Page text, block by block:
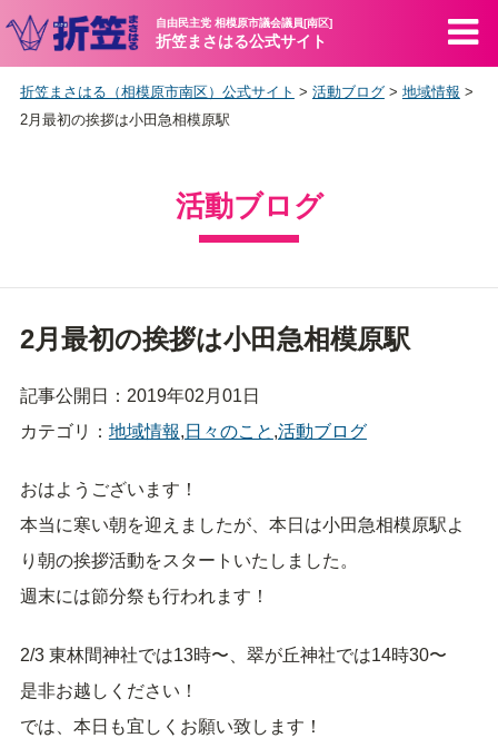
自由民主党 相模原市議会議員[南区]
折笠まさはる公式サイト
折笠まさはる（相模原市南区）公式サイト > 活動ブログ> 地域情報 >
2月最初の挨拶は小田急相模原駅
活動ブログ
2月最初の挨拶は小田急相模原駅
記事公開日：2019年02月01日
カテゴリ： 地域情報, 日々のこと ,活動ブログ
おはようございます！
本当に寒い朝を迎えましたが、本日は小田急相模原駅よ
り朝の挨拶活動をスタートいたしました。
週末には節分祭も行われます！
2/3 東林間神社では13時〜、翠が丘神社では14時30〜
是非お越しください！
では、本日も宜しくお願い致します！